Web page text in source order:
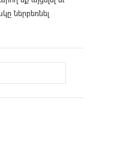
ներբեռնել